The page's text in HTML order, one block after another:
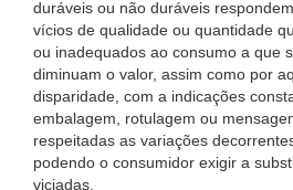
duráveis ou não duráveis
vícios de qualidade ou quantidade
ou inadequados ao consumo a que
diminuam o valor, assim como por
disparidade, com a indicações
embalagem, rotulagem ou
respeitadas as variações
podendo o consumidor exigir a
viciadas.